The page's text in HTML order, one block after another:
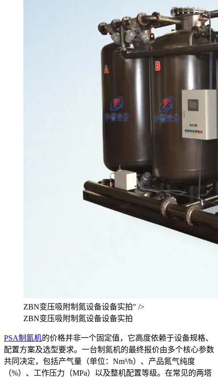
ZBN变压吸附制氮设备设备实拍" />
ZBN变压吸附制氮设备设备实拍
PSA制氮机的价格并非一个固定值，它高度依赖于设备规格、
配置方案及选型要求。一台制氮机的最终报价由多个核心参数
共同决定，包括产气量（单位：Nm³/h）、产品氮气纯度
（%）、工作压力（MPa）以及整机配置等级。在常见的两塔